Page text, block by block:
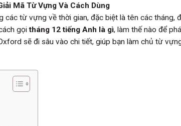
Mã Từ Vựng Và Cách Dùng
các từ vựng về thời gian, đặc biệt là tên các tháng,
gọitháng 12 tiếng Anh là gì, làm thế nào để
sẽ đi sâu vào chi tiết, giúp bạn làm chủ từ